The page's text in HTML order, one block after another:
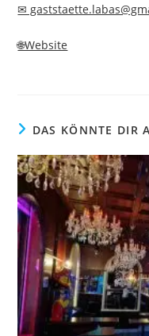
✉
🌐Website
DAS KÖNNTE DIR